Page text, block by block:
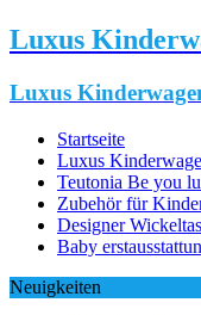
Luxus
Luxus
Startseite
Luxus
Teutonia Be you
Zubehör für
Designer
Baby
Neuigkeiten